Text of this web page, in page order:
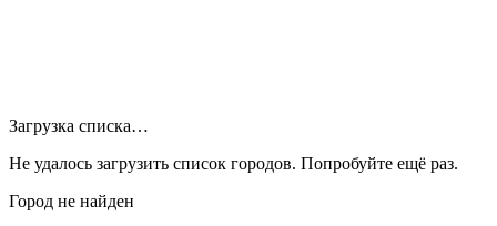
Загрузка списка…
Не удалось загрузить список городов. Попробуйте ещё раз.
Город не найден